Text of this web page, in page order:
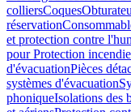
colliersCoques
réservation
et protection contre
pour Protection incendie
d'évacuationPièces
systèmes d'évacuation
phoniqueIsolations des